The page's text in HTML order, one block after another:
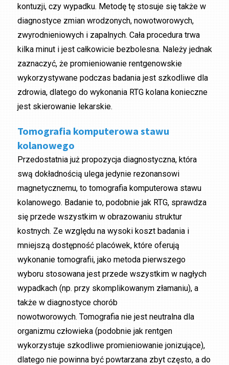
kontuzji, czy wypadku. Metodę tę stosuje się także w
diagnostyce zmian wrodzonych, nowotworowych,
zwyrodnieniowych i zapalnych. Cała procedura trwa
kilka minut i jest całkowicie bezbolesna. Należy jednak
zaznaczyć, że promieniowanie rentgenowskie
wykorzystywane podczas badania jest szkodliwe dla
zdrowia, dlatego do wykonania RTG kolana konieczne
jest skierowanie lekarskie.
Tomografia komputerowa stawu
kolanowego
Przedostatnia już propozycja diagnostyczna, która
swą dokładnością ulega jedynie rezonansowi
magnetycznemu, to tomografia komputerowa stawu
kolanowego. Badanie to, podobnie jak RTG, sprawdza
się przede wszystkim w obrazowaniu struktur
kostnych. Ze względu na wysoki koszt badania i
mniejszą dostępność placówek, które oferują
wykonanie tomografii, jako metoda pierwszego
wyboru stosowana jest przede wszystkim w nagłych
wypadkach (np. przy skomplikowanym złamaniu), a
także w diagnostyce chorób
nowotworowych. Tomografia nie jest neutralna dla
organizmu człowieka (podobnie jak rentgen
wykorzystuje szkodliwe promieniowanie jonizujące),
dlatego nie powinna być powtarzana zbyt często, a do